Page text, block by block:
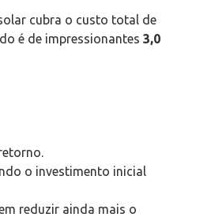
cubra o custo total de
é de impressionantes 3,0
o investimento inicial
reduzir ainda mais o